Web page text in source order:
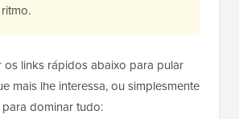
os links rápidos abaixo para pular
mais lhe interessa, ou simplesmente
dominar tudo: